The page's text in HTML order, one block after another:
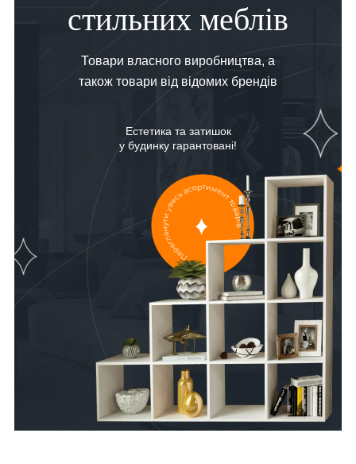
стильних меблів
Товари власного виробництва, а
також товари від відомих брендів
Естетика та затишок
у будинку гарантовані!